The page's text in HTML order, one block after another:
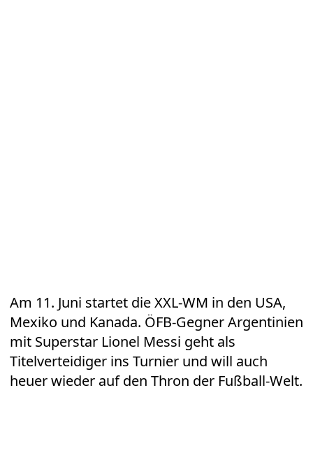
Am 11. Juni startet die XXL-WM in den USA,
Mexiko und Kanada. ÖFB-Gegner Argentinien
mit Superstar Lionel Messi geht als
Titelverteidiger ins Turnier und will auch
heuer wieder auf den Thron der Fußball-Welt.